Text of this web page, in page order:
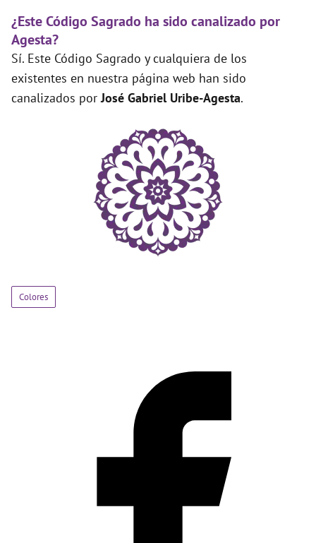
¿Este Código Sagrado ha sido canalizado por
Agesta?
Sí. Este Código Sagrado y cualquiera de los
existentes en nuestra página web han sido
canalizados porJosé Gabriel Uribe-Agesta.
Colores